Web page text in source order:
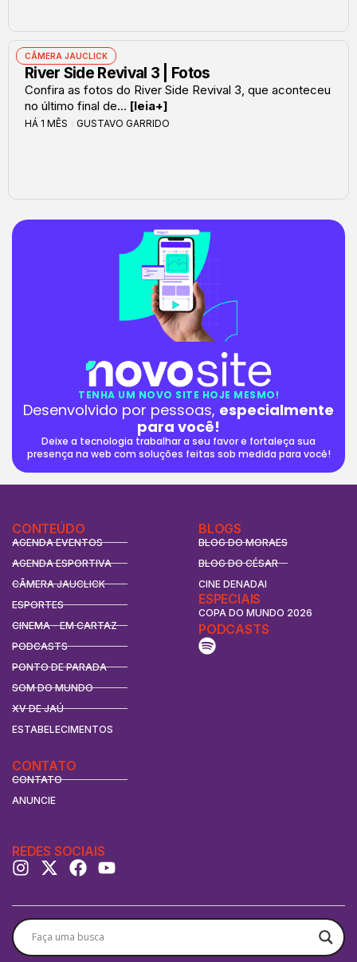
CÂMERA JAUCLICK
River Side Revival 3 | Fotos
Confira as fotos do River Side Revival 3, que aconteceu
no último final de... [leia+]
HÁ 1 MÊS GUSTAVO GARRIDO
TENHA UM NOVO SITE HOJE MESMO!
Desenvolvido por pessoas, especialmente
para você!
Deixe a tecnologia trabalhar a seu favor e fortaleça sua
presença na web com soluções feitas sob medida para você!
CONTEÚDO
AGENDA EVENTOS
AGENDA ESPORTIVA
CÂMERA JAUCLICK
ESPORTES
CINEMA - EM CARTAZ
PODCASTS
PONTO DE PARADA
SOM DO MUNDO
XV DE JAÚ
ESTABELECIMENTOS
BLOGS
BLOG DO MORAES
BLOG DO CÉSAR
CINE DENADAI
ESPECIAIS
COPA DO MUNDO 2026
CONTATO
CONTATO
ANUNCIE
PODCASTS
REDES SOCIAIS